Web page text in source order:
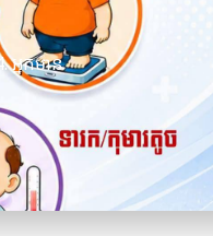
អ្នកមាន